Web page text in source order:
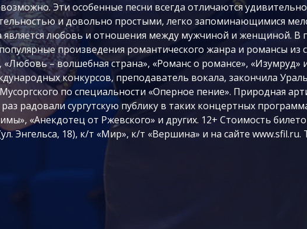
Эти особенные песни всегда отличаются
и довольно простыми, легко запоминающимися
является любовь и отношения между мужчиной и женщиной. В
произведения романтического жанра и романсы из
– волшебная страна», «Романс о романсе», «Изумруд»
конкурсов, преподаватель вокала, закончила
по специальности «Оперное пение». Природная
радовали сургутскую публику в таких концертных
«Анекдотец от Ржевского» и других. 12+ Стоимость
Энгельса, 18), к/т «Мир», к/т «Вершина» и на сайте